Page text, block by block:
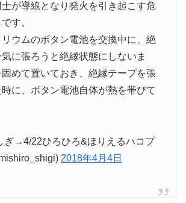
が導線となり発火を引き起こす危
す。
ウムのボタン電池を交換中に、絶
に張ろうと絶縁状態にしないま
固めて置いておき、絶縁テープを張
に、ボタン電池自体が熱を帯びて
→4/22ひろひろ&ほりえるハコプ
2018年4月4日